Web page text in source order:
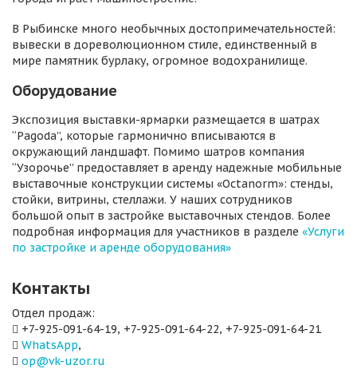
В Рыбинске много необычных достопримечательностей:
вывески в дореволюционном стиле, единственный в
мире памятник бурлаку, огромное водохранилище.
Оборудование
Экспозиция выставки-ярмарки размещается в шатрах
“Pagoda”, которые гармонично вписываются в
окружающий ландшафт. Помимо шатров компания
“Узорочье” предоставляет в аренду надежные мобильные
выставочные конструкции системы «Octanorm»: стенды,
стойки, витрины, стеллажи. У наших сотрудников
большой опыт в застройке выставочных стендов. Более
подробная информация для участников в разделе «Услуги
по застройке и аренде оборудования»
Контакты
Отдел продаж:
+7-925-091-64-19, +7-925-091-64-22, +7-925-091-64-21
WhatsApp,
op@vk-uzor.ru